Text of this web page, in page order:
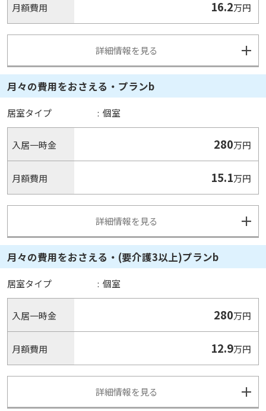
月額費用 16.2万円
詳細情報を見る
月々の費用をおさえる・プランb
居室タイプ : 個室
入居一時金 280万円
月額費用 15.1万円
詳細情報を見る
月々の費用をおさえる・(要介護3以上)プランb
居室タイプ : 個室
入居一時金 280万円
月額費用 12.9万円
詳細情報を見る